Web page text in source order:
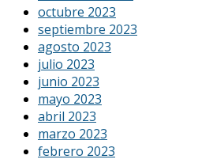
octubre 2023
septiembre 2023
agosto 2023
julio 2023
junio 2023
mayo 2023
abril 2023
marzo 2023
febrero 2023